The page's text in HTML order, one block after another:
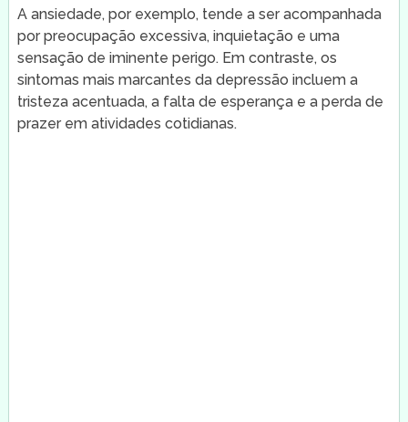
A ansiedade, por exemplo, tende a ser acompanhada
por preocupação excessiva, inquietação e uma
sensação de iminente perigo. Em contraste, os
sintomas mais marcantes da depressão incluem a
tristeza acentuada, a falta de esperança e a perda de
prazer em atividades cotidianas.